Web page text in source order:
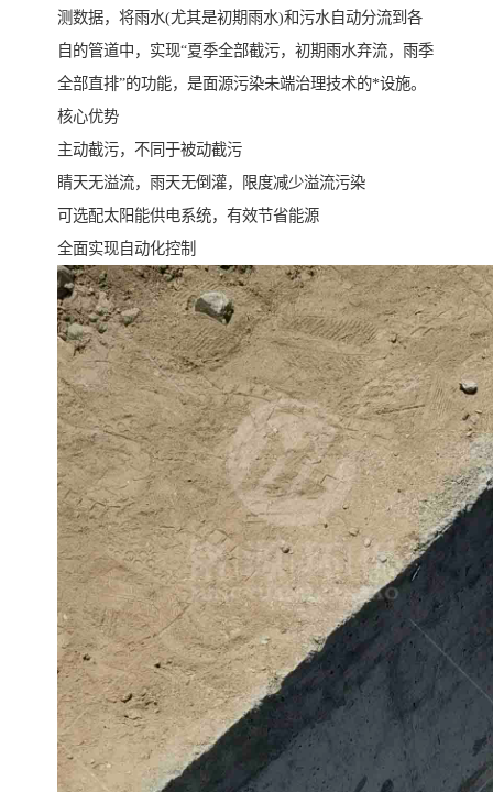
测数据，将雨水(尤其是初期雨水)和污水自动分流到各
自的管道中，实现“夏季全部截污，初期雨水弃流，雨季
全部直排”的功能，是面源污染未端治理技术的*设施。
核心优势
主动截污，不同于被动截污
睛天无溢流，雨天无倒灌，限度减少溢流污染
可选配太阳能供电系统，有效节省能源
全面实现自动化控制